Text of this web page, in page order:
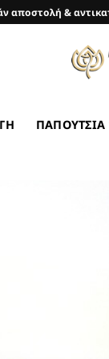
αποστολή &
ΠΑΠΟΥΤΣΙΑ